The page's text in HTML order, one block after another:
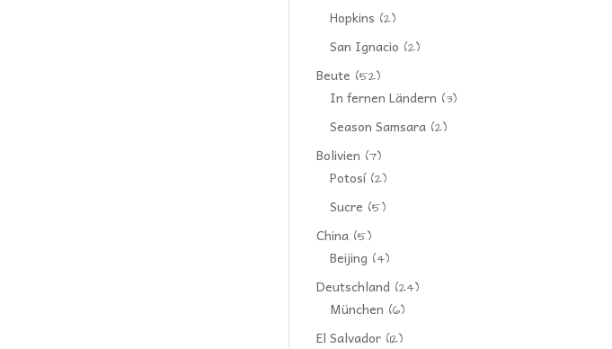
Hopkins (2)
San Ignacio (2)
Beute (52)
In fernen Ländern (3)
Season Samsara (2)
Bolivien (7)
Potosí(2)
Sucre (5)
China (5)
Beijing (4)
Deutschland (24)
München (6)
El Salvador (12)